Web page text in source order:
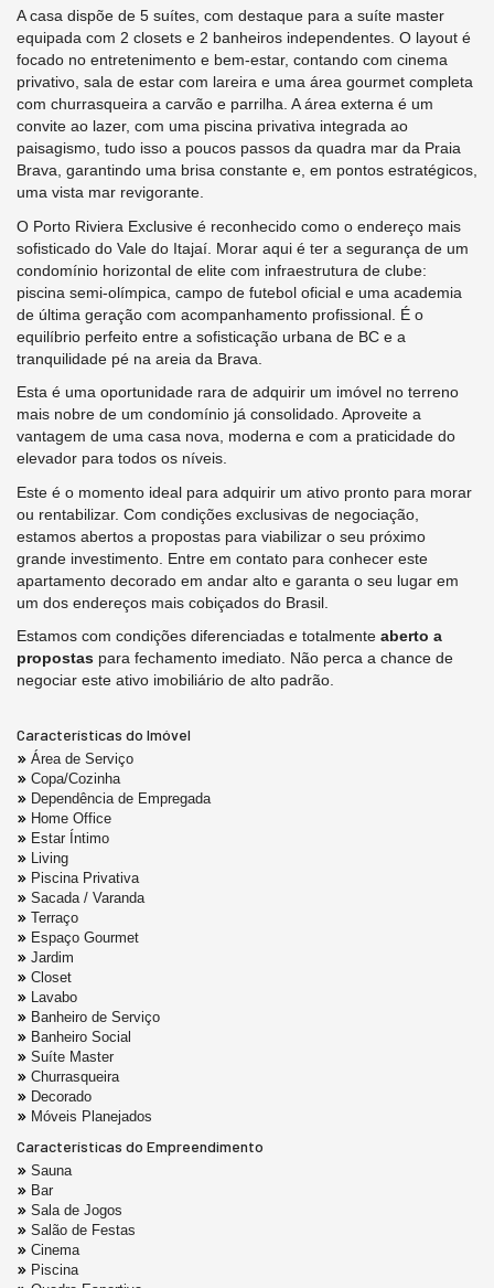
A casa dispõe de 5 suítes, com destaque para a suíte master
equipada com 2 closets e 2 banheiros independentes. O layout é
focado no entretenimento e bem-estar, contando com cinema
privativo, sala de estar com lareira e uma área gourmet completa
com churrasqueira a carvão e parrilha. A área externa é um
convite ao lazer, com uma piscina privativa integrada ao
paisagismo, tudo isso a poucos passos da quadra mar da Praia
Brava, garantindo uma brisa constante e, em pontos estratégicos,
uma vista mar revigorante.
O Porto Riviera Exclusive é reconhecido como o endereço mais
sofisticado do Vale do Itajaí. Morar aqui é ter a segurança de um
condomínio horizontal de elite com infraestrutura de clube:
piscina semi-olímpica, campo de futebol oficial e uma academia
de última geração com acompanhamento profissional. É o
equilíbrio perfeito entre a sofisticação urbana de BC e a
tranquilidade pé na areia da Brava.
Esta é uma oportunidade rara de adquirir um imóvel no terreno
mais nobre de um condomínio já consolidado. Aproveite a
vantagem de uma casa nova, moderna e com a praticidade do
elevador para todos os níveis.
Este é o momento ideal para adquirir um ativo pronto para morar
ou rentabilizar. Com condições exclusivas de negociação,
estamos abertos a propostas para viabilizar o seu próximo
grande investimento. Entre em contato para conhecer este
apartamento decorado em andar alto e garanta o seu lugar em
um dos endereços mais cobiçados do Brasil.
Estamos com condições diferenciadas e totalmente aberto a
propostas para fechamento imediato. Não perca a chance de
negociar este ativo imobiliário de alto padrão.
Características do Imóvel
Área de Serviço
Copa/Cozinha
Dependência de Empregada
Home Office
Estar Íntimo
Living
Piscina Privativa
Sacada / Varanda
Terraço
Espaço Gourmet
Jardim
Closet
Lavabo
Banheiro de Serviço
Banheiro Social
Suíte Master
Churrasqueira
Decorado
Móveis Planejados
Características do Empreendimento
Sauna
Bar
Sala de Jogos
Salão de Festas
Cinema
Piscina